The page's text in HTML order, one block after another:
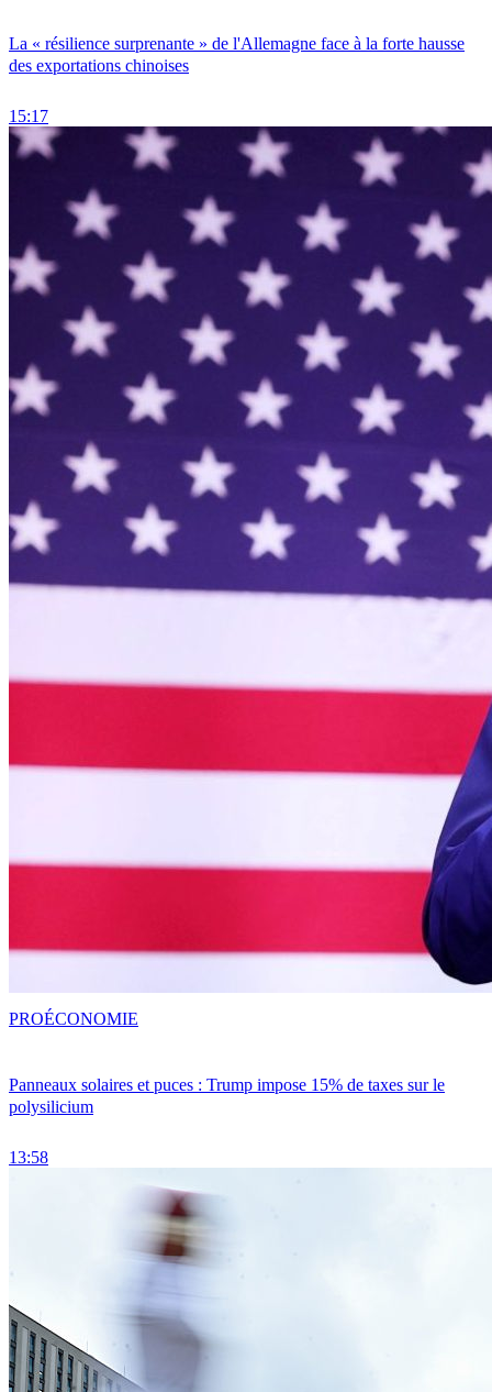
La « résilience surprenante » de l'Allemagne face à la forte hausse
des exportations chinoises
15:17
Panneaux solaires et puces : Trump impose 15% de taxes sur le
polysilicium
13:58
PROÉCONOMIE